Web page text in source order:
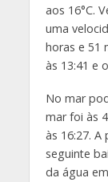
aos 16°C.
uma
horas e 51
às 13:41 e
No mar
mar foi às
às 16:27. A
seguinte
da água